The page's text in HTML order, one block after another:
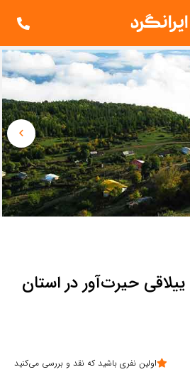
حیرت‌آور در استان
اولین نفری باشید که نقد و بررسی می‌کنید